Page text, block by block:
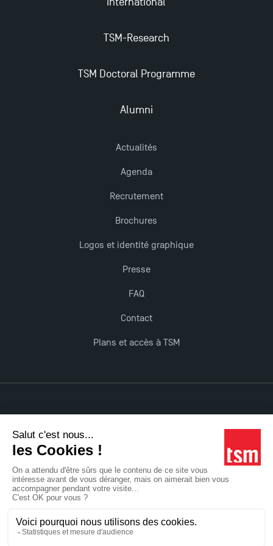
plus enrichissantesTSM-Research
TSM Doctoral Programme
Alumni
Actualités
Agenda
Recrutement
Brochures
Logos et identité graphique
Presse
FAQ
Contact
Plans et accès à TSM
Accessibilité : non conforme
Tous droits réservés